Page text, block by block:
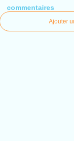
commentaires
Ajouter